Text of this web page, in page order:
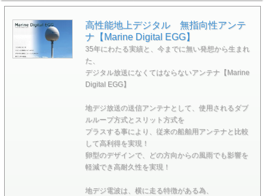
高性能地上デジタル 無指向性アンテ
ナ【Marine Digital EGG】
35年にわたる実績と、今までに無い発想から生まれ
た、
デジタル放送になくてはならないアンテナ【Marine
Digital EGG】
地デジ放送の送信アンテナとして、使用されるダブ
ルループ方式とスリット方式を
プラスする事により、従来の船舶用アンテナと比較
して高利得を実現！
卵型のデザインで、どの方向からの風雨でも影響を
軽減でき高耐久性を実現！
地デジ電波は、横に走る特徴がある為、